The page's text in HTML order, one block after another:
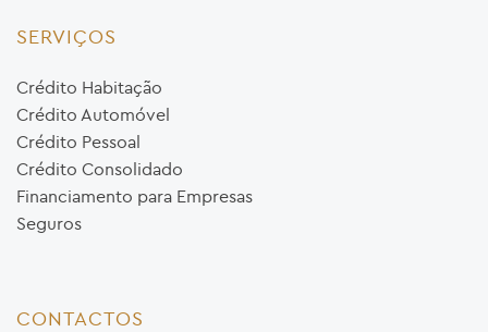
SERVIÇOS
Crédito Habitação
Crédito Automóvel
Crédito Pessoal
Crédito Consolidado
Financiamento para Empresas
Seguros
CONTACTOS